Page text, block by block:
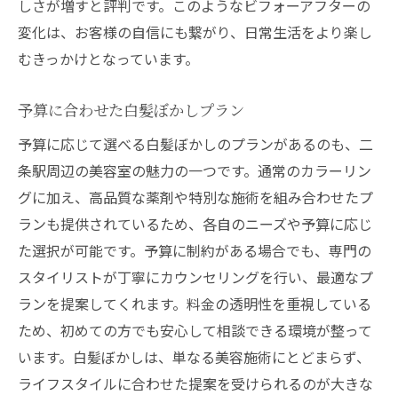
初めての白髪ぼかし体験を成功させるポイ
ント
しさが増すと評判です。このようなビフォーアフターの
変化は、お客様の自信にも繋がり、日常生活をより楽し
むきっかけとなっています。
予算に合わせた白髪ぼかしプラン
予算に応じて選べる白髪ぼかしのプランがあるのも、二
条駅周辺の美容室の魅力の一つです。通常のカラーリン
グに加え、高品質な薬剤や特別な施術を組み合わせたプ
ランも提供されているため、各自のニーズや予算に応じ
た選択が可能です。予算に制約がある場合でも、専門の
スタイリストが丁寧にカウンセリングを行い、最適なプ
ランを提案してくれます。料金の透明性を重視している
ため、初めての方でも安心して相談できる環境が整って
います。白髪ぼかしは、単なる美容施術にとどまらず、
ライフスタイルに合わせた提案を受けられるのが大きな